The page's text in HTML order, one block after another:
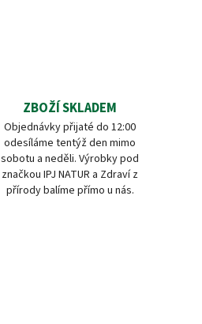
ZBOŽÍ SKLADEM
Objednávky přijaté do 12:00
odesíláme tentýž den mimo
sobotu a neděli. Výrobky pod
značkou IPJ NATUR a Zdraví z
přírody balíme přímo u nás.